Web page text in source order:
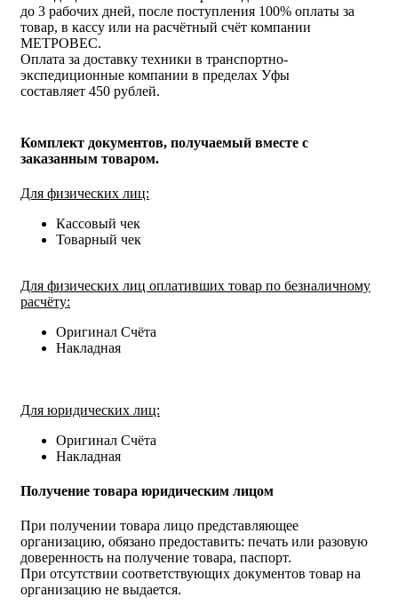
до 3 рабочих дней, после поступления 100% оплаты за
товар, в кассу или на расчётный счёт компании
МЕТРОВЕС.
Оплата за доставку техники в транспортно-
экспедиционные компании в пределах Уфы
составляет 450 рублей.
Комплект документов, получаемый вместе с
заказанным товаром.
Для физических лиц:
Кассовый чек
Товарный чек
Для физических лиц оплативших товар по безналичному
расчёту:
Оригинал Счёта
Накладная
Для юридических лиц:
Оригинал Счёта
Накладная
Получение товара юридическим лицом
При получении товара лицо представляющее
организацию, обязано предоставить: печать или разовую
доверенность на получение товара, паспорт.
При отсутствии соответствующих документов товар на
организацию не выдается.